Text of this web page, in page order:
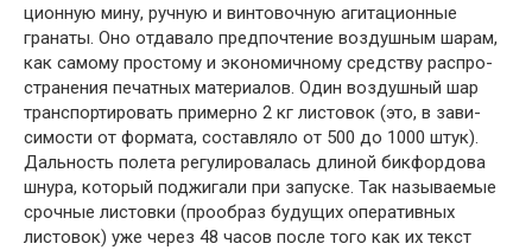
ционную мину, ручную и винтовочную агитационные
гранаты. Оно отдавало предпочтение воздушным шарам,
как самому простому и экономичному средству распро­
странения печатных материалов. Один воздушный шар
транспортировать примерно 2 кг листовок (это, в зави­
симости от формата, составляло от 500 до 1000 штук).
Дальность полета регулировалась длиной бикфордова
шнура, который поджигали при запуске. Так называе­мые
срочные листовки (прообраз будущих оперативных
листовок) уже через 48 часов после того как их текст